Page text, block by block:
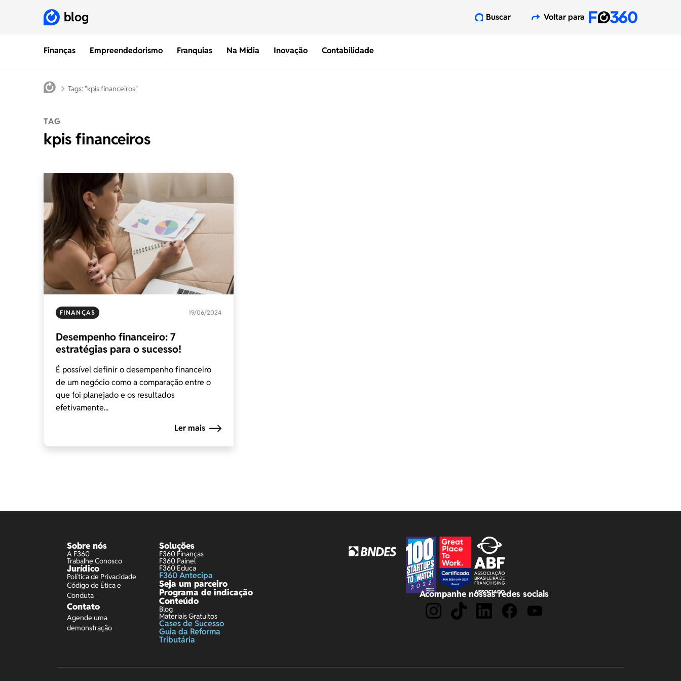
Finanças Empreendedorismo Franquias Na Mídia Inovação Contabilidade
blog Buscar Voltar para
Tags: "kpis financeiros"
TAG
kpis financeiros
FINANÇAS 19/06/2024
Desempenho financeiro: 7
estratégias para o sucesso!
É possível definir o desempenho financeiro
de um negócio como a comparação entre o
que foi planejado e os resultados
efetivamente...
Ler mais
Sobre nós
A F360
Trabalhe Conosco
Jurídico
Política de Privacidade
Código de Ética e
Conduta
Contato
Agende uma
demonstração
Soluções
F360 Finanças
F360 Painel
F360 Educa
F360 Antecipa
Seja um parceiro
Programa de indicação
Conteúdo
Blog
Materiais Gratuitos
Cases de Sucesso
Guia da Reforma
Tributária
Acompanhe nossas redes sociais